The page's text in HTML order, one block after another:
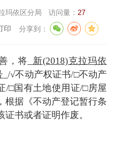
玛依区分局 访问量： 27
印 分享到：
， 将 新(2018)克拉玛依
/√不动产权证书/□不动产
/□国有土地使用证/□房屋
， 根据《不动产登记暂行条
书或者证明作废。